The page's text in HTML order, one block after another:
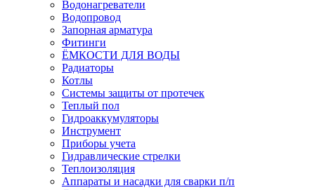
Водонагреватели
Водопровод
Запорная арматура
Фитинги
ЁМКОСТИ ДЛЯ ВОДЫ
Радиаторы
Котлы
Системы защиты от протечек
Теплый пол
Гидроаккумуляторы
Инструмент
Приборы учета
Гидравлические стрелки
Теплоизоляция
Аппараты и насадки для сварки п/п